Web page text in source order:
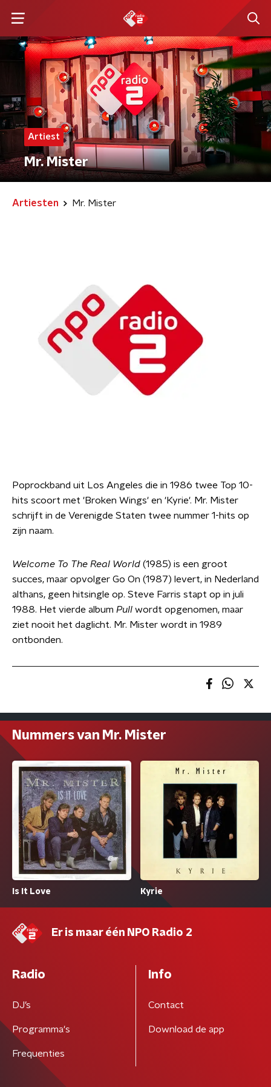
Artiest
Mr. Mister
Artiesten Mr. Mister
Poprockband uit Los Angeles die in 1986 twee Top 10-
hits scoort met 'Broken Wings' en 'Kyrie'. Mr. Mister
schrijft in de Verenigde Staten twee nummer 1-hits op
zijn naam.
Welcome To The Real World (1985) is een groot
succes, maar opvolger Go On (1987) levert, in Nederland
althans, geen hitsingle op. Steve Farris stapt op in juli
1988. Het vierde album Pull wordt opgenomen, maar
ziet nooit het daglicht. Mr. Mister wordt in 1989
ontbonden.
Nummers van Mr. Mister
Is It Love Kyrie
Er is maar één NPO Radio 2
Radio
DJ’s
Programma's
Frequenties
Info
Contact
Download de app